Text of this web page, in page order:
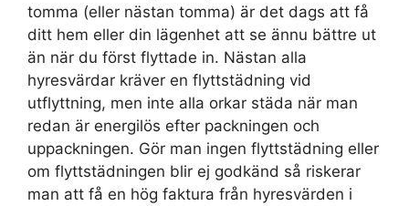
tomma (eller nästan tomma) är det dags att få
ditt hem eller din lägenhet att se ännu bättre ut
än när du först flyttade in. Nästan alla
hyresvärdar kräver en flyttstädning vid
utflyttning, men inte alla orkar städa när man
redan är energilös efter packningen och
uppackningen. Gör man ingen flyttstädning eller
om flyttstädningen blir ej godkänd så riskerar
man att få en hög faktura från hyresvärden i